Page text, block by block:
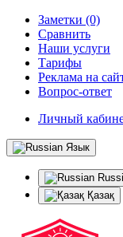
Заметки (0)
Сравнить
Наши услуги
Тарифы
Реклама на
Вопрос-ответ
Личный
Язык
Қазақ